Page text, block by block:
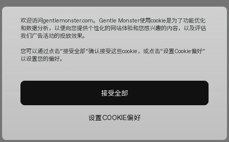
欢迎访问gentlemonster.com。Gentle Monster使用cookie是为了功能优化
和数据分析，以便向您提供个性化的网站体验和您感兴趣的内容，以及评估
我们广告活动的投放效果。
您可以通过点击“接受全部“确认接受这些cookie，或点击“设置Cookie偏好”
以设置您的偏好。
设置COOKIE偏好
接受全部